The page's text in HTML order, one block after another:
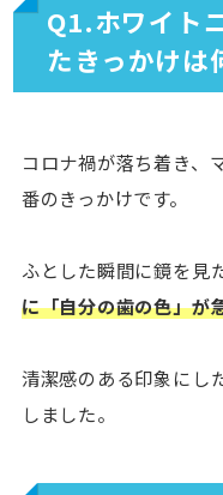
Q1.ホワイト
たきっかけは
コロナ禍が落ち着き、
番のきっかけです。
ふとした瞬間に鏡を見た
に「自分の歯の色」
清潔感のある印象にし
しました。